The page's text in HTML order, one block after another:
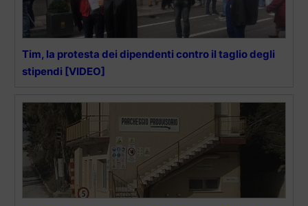
Tim, la protesta dei dipendenti contro il taglio degli
stipendi [VIDEO]